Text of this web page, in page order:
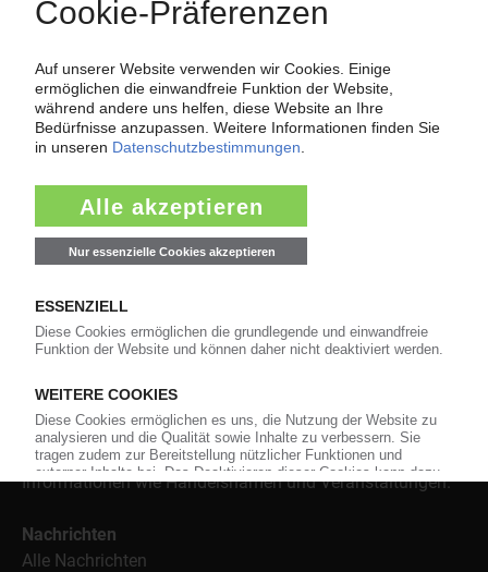
Über das KunststoffWeb
Als einer der Internet-Pioniere der Kunststoffindustrie
versorgt das KunststoffWeb bereits seit 1996 die Fach-
Nachrichten rund um das Thema "Kunststoffe". Im Fokus
der Berichterstattung ist dabei die Preisentwicklung für
Kunststoffe sowie Märkte, Unternehmen, Produkte,
Weiterhin bietet das KunststoffWeb geeignete
Bezugsquellen für den Einkauf sowie nützlichen Service-
Informationen wie Handelsnamen und Veranstaltungen.
Nachrichten
Alle Nachrichten